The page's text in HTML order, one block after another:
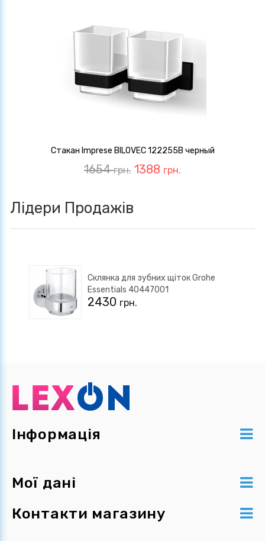
Стакан Imprese BILOVEC 122255B черный
1654грн. 1388 грн.
Лідери Продажів
Склянка для зубних щіток Grohe
Essentials 40447001
2430 грн.
Інформація
Мої дані
Контакти магазину